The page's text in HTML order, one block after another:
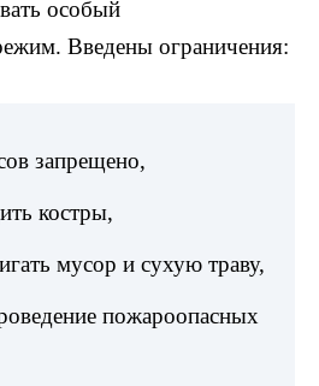
особый
Введены ограничения:
запрещено,
костры,
мусор и сухую траву,
пожароопасных